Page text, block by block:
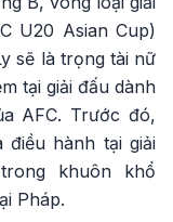
U20 Asian Cup)
sẽ là trọng tài nữ
tại giải đấu dành
AFC. Trước đó,
điều hành tại giải
khuôn khổ
Pháp.